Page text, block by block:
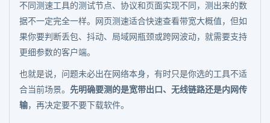
不同测速工具的测试节点、协议和页面实现不同，测出来的数
据不一定完全一样。网页测速适合快速查看带宽大概值，但如
果你要判断丢包、抖动、局域网瓶颈或跨网波动，就需要支持
更细参数的客户端。
也就是说，问题未必出在网络本身，有时只是你选的工具不适
合当前场景。 先明确要测的是宽带出口、无线链路还是内网传
输，再决定要不要下载软件。